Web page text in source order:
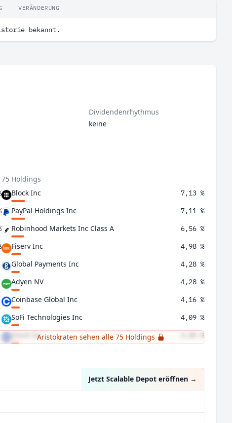
VERÄNDERUNG
bekannt.
Dividendenrhythmus
keine
75 Holdings
Block Inc
7,13 %
PayPal Holdings Inc 7,11 %
Robinhood Markets Inc Class A 6,56 %
Fiserv Inc 4,98 %
Global Payments Inc 4,28 %
Adyen NV 4,28 %
Coinbase Global Inc 4,16 %
SoFi Technologies Inc 4,09 %
Intuit Inc 4,00 %
Aristokraten sehen alle 75 Holdings
Jetzt Scalable Depot eröffnen →